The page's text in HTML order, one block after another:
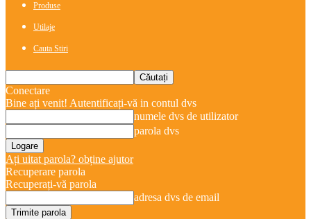
Produse
Utilaje
Cauta Stiri
Conectare
Bine ați venit! Autentificați-vă in contul dvs
numele dvs de utilizator
parola dvs
Ați uitat parola? obține ajutor
Recuperare parola
Recuperați-vă parola
adresa dvs de email